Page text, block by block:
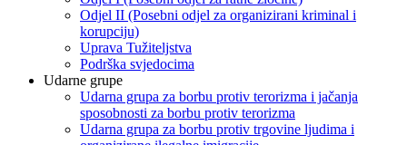
Odjel II (Posebni odjel za organizirani kriminal i
korupciju)
Uprava Tužiteljstva
Podrška svjedocima
Udarne grupe
Udarna grupa za borbu protiv terorizma i jačanja
sposobnosti za borbu protiv terorizma
Udarna grupa za borbu protiv trgovine ljudima i